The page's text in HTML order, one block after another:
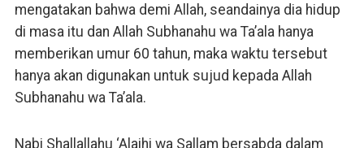
mengatakan bahwa demi Allah, seandainya dia hidup
di masa itu dan Allah Subhanahu wa Ta’ala hanya
memberikan umur 60 tahun, maka waktu tersebut
hanya akan digunakan untuk sujud kepada Allah
Subhanahu wa Ta’ala.
Nabi Shallallahu ‘Alaihi wa Sallam bersabda dalam